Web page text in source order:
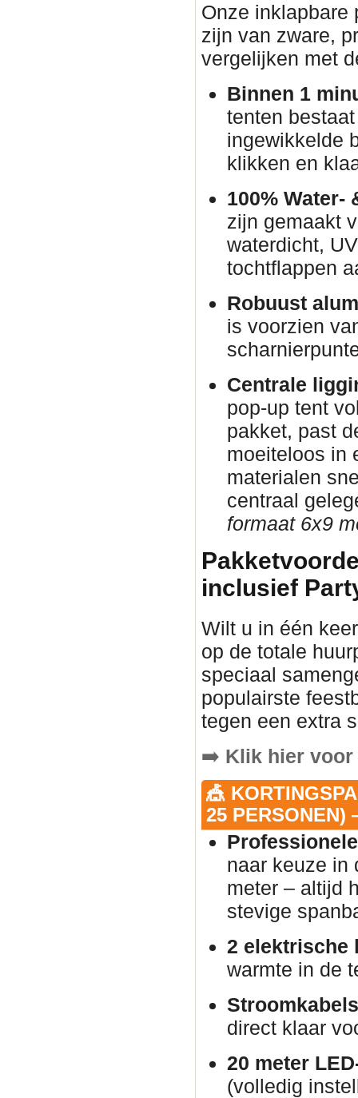
Onze inklapbare
zijn van zware,
vergelijken met
Binnen 1
tenten
ingewikkelde
klikken en
100% Water-
zijn gemaakt
waterdicht,
tochtflappen
Robuust
is voorzien
Centrale
pop-up tent
pakket, past
moeiteloos in
materialen
centraal
formaat 6x9
inclusief
Wilt u in één
op de totale
speciaal
populairste
tegen een extra
➡️ Klik hier
🎪
25 PERSONEN)
naar keuze in
meter – altijd
stevige
2 elektrische
warmte in de
direct klaar
20 meter
(volledig